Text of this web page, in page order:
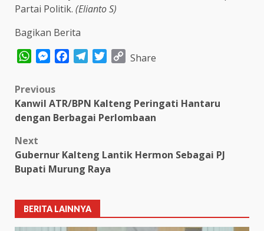
Partai Politik. (Elianto S)
Bagikan Berita
WhatsAppMessenger
FacebookTelegram
TwitterCopy
Share
Post
navigation
Previous
Kanwil ATR/BPN Kalteng Peringati Hantaru
dengan Berbagai Perlombaan
Next
Gubernur Kalteng Lantik Hermon Sebagai PJ
Bupati Murung Raya
BERITA LAINNYA